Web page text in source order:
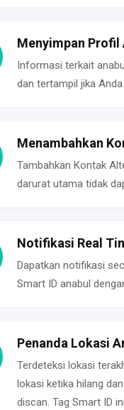
Menyimpan Profil
Informasi terkait
dan tertampil jika
Menambahkan
Tambahkan Kontak
darurat utama tidak
Notifikasi Real
Dapatkan notifikasi
Smart ID anabul
Penanda Lokasi
Terdeteksi lokasi
lokasi ketika hilang
discan. Tag Smart ID